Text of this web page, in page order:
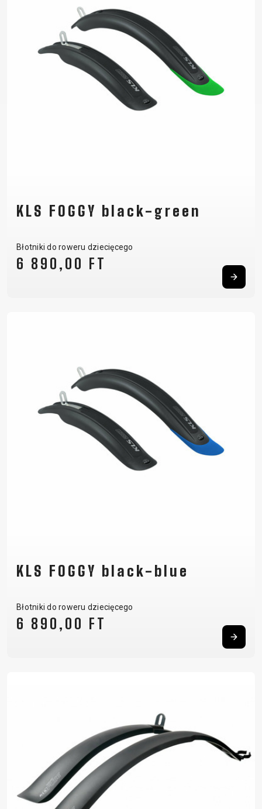
KLS FOGGY black-green
Błotniki do roweru dziecięcego
6 890,00 FT
KLS FOGGY black-blue
Błotniki do roweru dziecięcego
6 890,00 FT